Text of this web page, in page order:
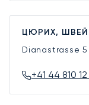
ЦЮРИХ,
Dianastrasse 5
+41 44 810 12